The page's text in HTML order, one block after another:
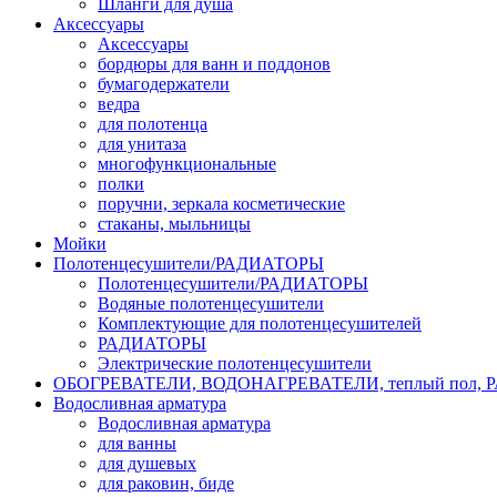
Шланги для душа
Аксессуары
Аксессуары
бордюры для ванн и поддонов
бумагодержатели
ведра
для полотенца
для унитаза
многофункциональные
полки
поручни, зеркала косметические
стаканы, мыльницы
Мойки
Полотенцесушители/РАДИАТОРЫ
Полотенцесушители/РАДИАТОРЫ
Водяные полотенцесушители
Комплектующие для полотенцесушителей
РАДИАТОРЫ
Электрические полотенцесушители
ОБОГРЕВАТЕЛИ, ВОДОНАГРЕВАТЕЛИ, теплый пол,
Водосливная арматура
Водосливная арматура
для ванны
для душевых
для раковин, биде